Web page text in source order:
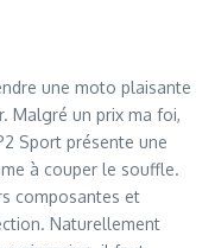
une moto plaisante
Malgré un prix ma foi,
Sport présente une
à couper le souffle.
composantes et
Naturellement